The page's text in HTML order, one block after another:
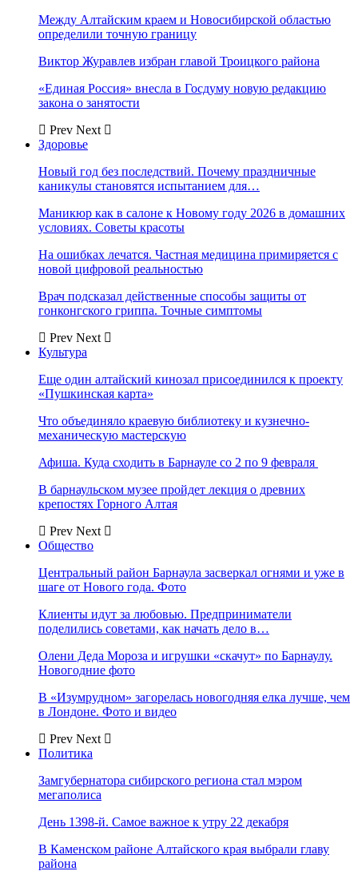
Между Алтайским краем и Новосибирской областью
определили точную границу
Виктор Журавлев избран главой Троицкого района
«Единая Россия» внесла в Госдуму новую редакцию
закона о занятости
Prev Next
Здоровье
Новый год без последствий. Почему праздничные
каникулы становятся испытанием для…
Маникюр как в салоне к Новому году 2026 в домашних
условиях. Советы красоты
На ошибках лечатся. Частная медицина примиряется с
новой цифровой реальностью
Врач подсказал действенные способы защиты от
гонконгского гриппа. Точные симптомы
Prev Next
Культура
Еще один алтайский кинозал присоединился к проекту
«Пушкинская карта»
Что объединяло краевую библиотеку и кузнечно-
механическую мастерскую
Афиша. Куда сходить в Барнауле со 2 по 9 февраля
В барнаульском музее пройдет лекция о древних
крепостях Горного Алтая
Prev Next
Общество
Центральный район Барнаула засверкал огнями и уже в
шаге от Нового года. Фото
Клиенты идут за любовью. Предприниматели
поделились советами, как начать дело в…
Олени Деда Мороза и игрушки «скачут» по Барнаулу.
Новогодние фото
В «Изумрудном» загорелась новогодняя елка лучше, чем
в Лондоне. Фото и видео
Prev Next
Политика
Замгубернатора сибирского региона стал мэром
мегаполиса
День 1398-й. Самое важное к утру 22 декабря
В Каменском районе Алтайского края выбрали главу
района